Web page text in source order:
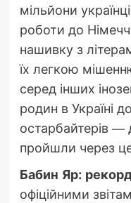
мільйони
роботи до
нашивку з
їх легкою
серед інших
родин в Україні
остарбайтерів —
пройшли через
Бабин Яр:
офіційними